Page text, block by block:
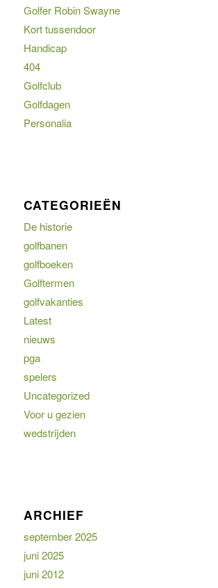
Golfer Robin Swayne
Kort tussendoor
Handicap
404
Golfclub
Golfdagen
Personalia
CATEGORIEËN
De historie
golfbanen
golfboeken
Golftermen
golfvakanties
Latest
nieuws
pga
spelers
Uncategorized
Voor u gezien
wedstrijden
ARCHIEF
september 2025
juni 2025
juni 2012